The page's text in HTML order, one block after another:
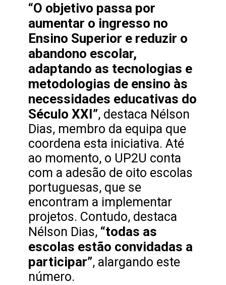
“O objetivo passa por
aumentar o ingresso no
Ensino Superior e reduzir o
abandono escolar,
adaptando as tecnologias e
metodologias de ensino às
necessidades educativas do
Século XXI”, destaca Nélson
Dias, membro da equipa que
coordena esta iniciativa. Até
ao momento, o UP2U conta
com a adesão de oito escolas
portuguesas, que se
encontram a implementar
projetos. Contudo, destaca
Nélson Dias, “todas as
escolas estão convidadas a
participar”, alargando este
número.